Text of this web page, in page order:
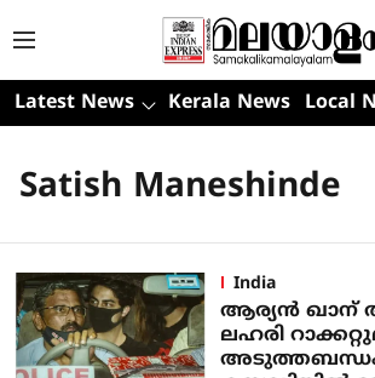
Latest News Kerala News Local
Satish Maneshinde
India
ആര്യന്‍ ഖാന്
ലഹരി